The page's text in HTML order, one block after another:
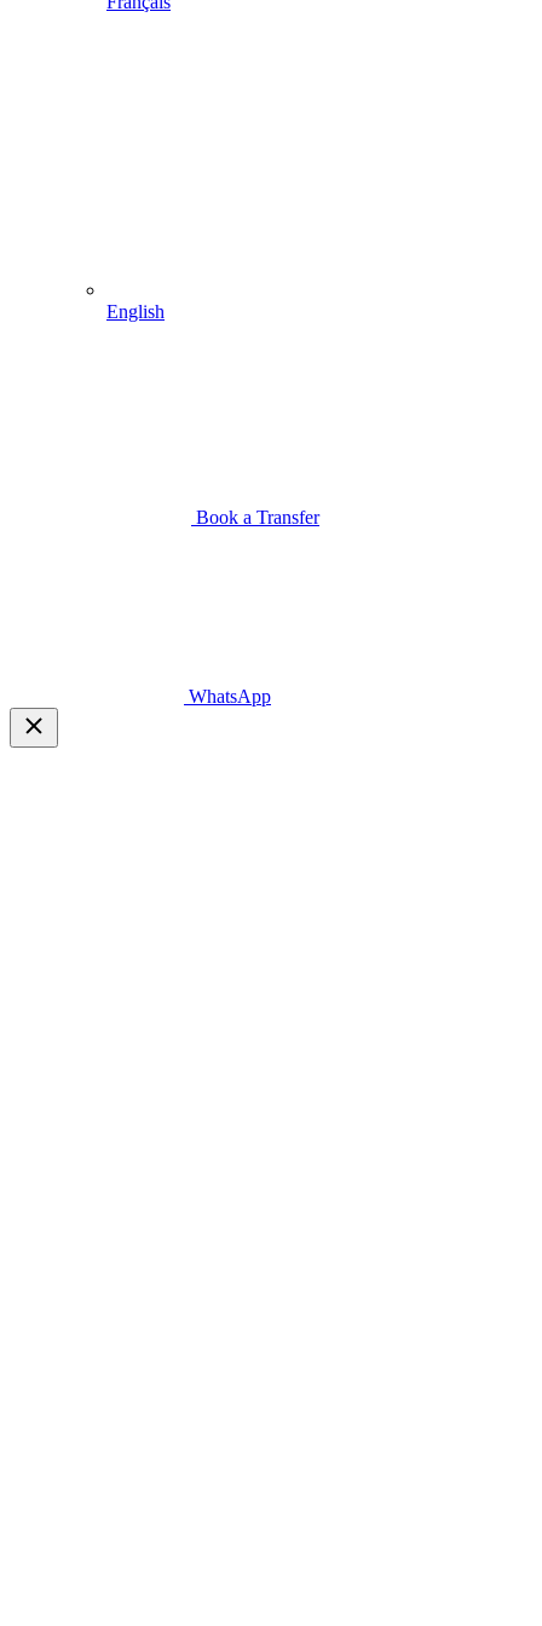
English
Book a Transfer
WhatsApp